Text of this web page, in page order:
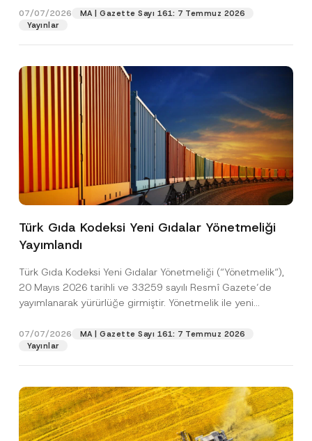
07/07/2026
MA | Gazette Sayı 161: 7 Temmuz 2026
Yayınlar
Türk Gıda Kodeksi Yeni Gıdalar Yönetmeliği
Yayımlandı
Türk Gıda Kodeksi Yeni Gıdalar Yönetmeliği (“Yönetmelik“),
20 Mayıs 2026 tarihli ve 33259 sayılı Resmî Gazete’de
yayımlanarak yürürlüğe girmiştir. Yönetmelik ile yeni
07/07/2026
MA | Gazette Sayı 161: 7 Temmuz 2026
Yayınlar
Pozisyon
E-Posta Adresi
Telefon Numarası
P
i
v
a
c
o
t
c
*
Bu iletişim formu aracılığıyla sağlanan kişisel
anladım.
A
p
o
v
*
Bu iletişim formunu göndererek,aydınlatma
metninde açıklanan şekilde kişisel verilerimin